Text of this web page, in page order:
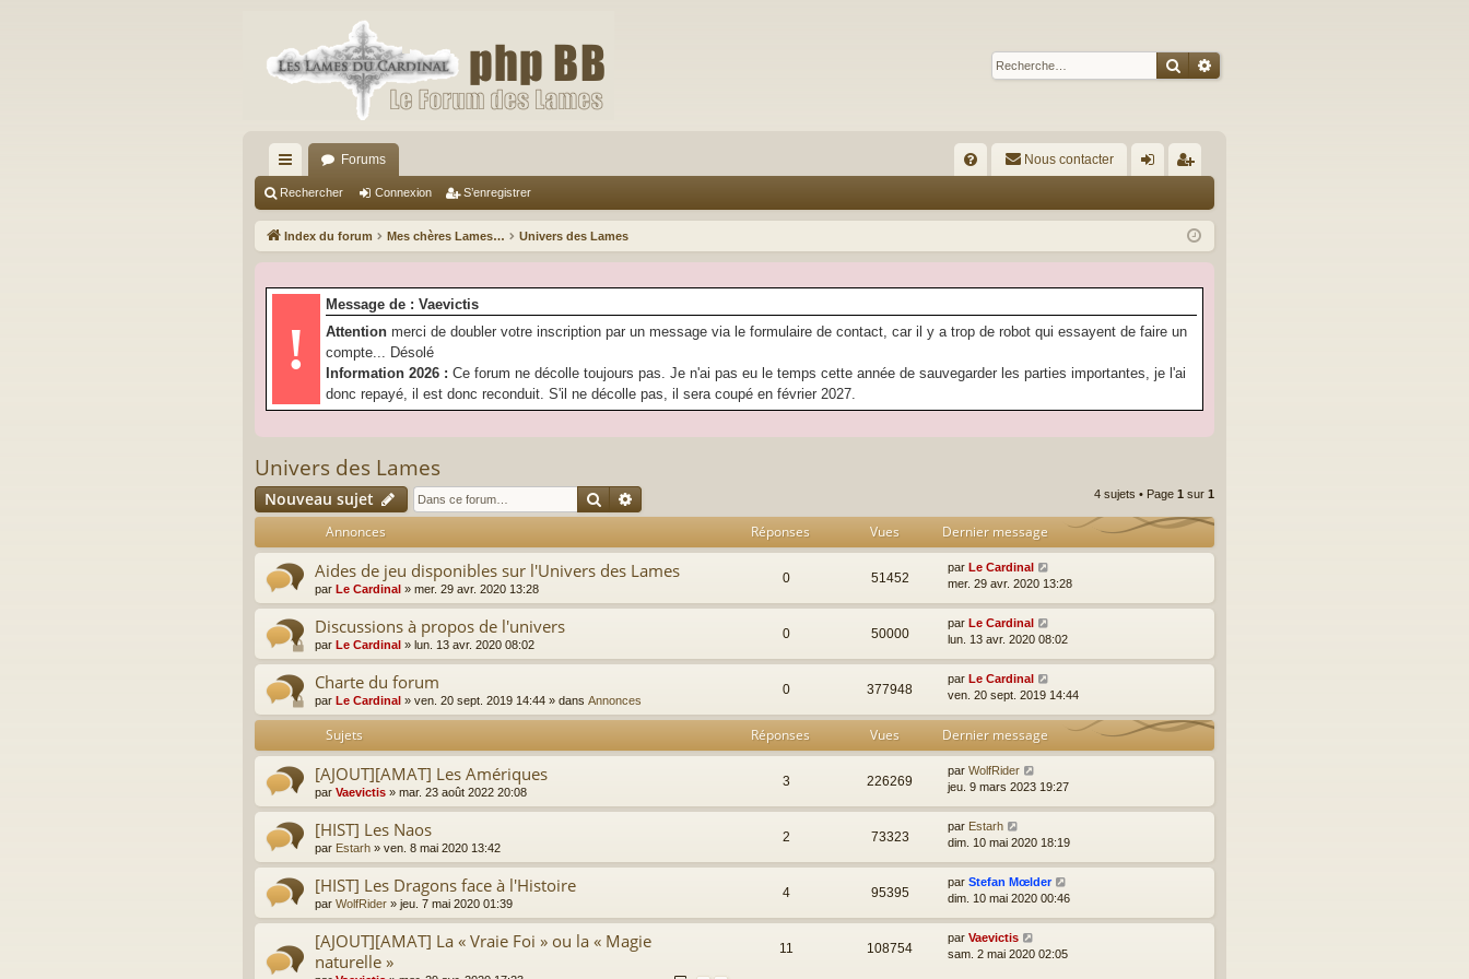
Rechercher
Recherche avancée
cc
ès
pi
Forums
Q
Nous contacter
ne
on
nr
ist
Rechercher Connexion S’enregistrer
Index du forum Mes chères Lames… Univers des Lames
!
Message de : Vaevictis
Attention merci de doubler votre inscription par un message via le formulaire de contact, car il y a trop de robot qui essayent de faire un
compte... Désolé
Information 2026 : Ce forum ne décolle toujours pas. Je n'ai pas eu le temps cette année de sauvegarder les parties importantes, je l'ai
donc repayé, il est donc reconduit. S'il ne décolle pas, il sera coupé en février 2027.
Univers des Lames
Nouveau sujet Rechercher 4 sujets • Page 1 sur 1
Annonces Réponses Vues Dernier message
Aides de jeu disponibles sur l'Univers des Lames
par Le Cardinal » mer. 29 avr. 2020 13:28
0 51452
par Le Cardinal
mer. 29 avr. 2020 13:28
Discussions à propos de l'univers
par Le Cardinal » lun. 13 avr. 2020 08:02
0 50000
par Le Cardinal
lun. 13 avr. 2020 08:02
Charte du forum
par Le Cardinal » ven. 20 sept. 2019 14:44 » dans Annonces
0 377948
par Le Cardinal
ven. 20 sept. 2019 14:44
Sujets Réponses Vues Dernier message
[AJOUT][AMAT] Les Amériques
par Vaevictis » mar. 23 août 2022 20:08
3 226269
par WolfRider
jeu. 9 mars 2023 19:27
[HIST] Les Naos
par Estarh » ven. 8 mai 2020 13:42
2 73323
par Estarh
dim. 10 mai 2020 18:19
[HIST] Les Dragons face à l'Histoire
par WolfRider » jeu. 7 mai 2020 01:39
4 95395
par Stefan Mœlder
dim. 10 mai 2020 00:46
[AJOUT][AMAT] La « Vraie Foi » ou la « Magie
naturelle »
11 108754
par Vaevictis
sam. 2 mai 2020 02:05